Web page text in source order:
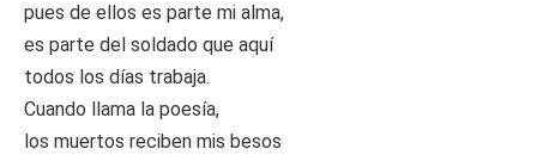
pues de ellos es parte mi alma,
es parte del soldado que aquí
todos los días trabaja.
Cuando llama la poesía,
los muertos reciben mis besos